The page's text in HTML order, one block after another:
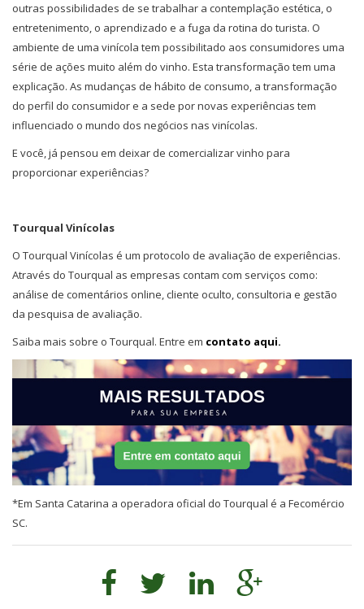
outras possibilidades de se trabalhar a contemplação estética, o
entretenimento, o aprendizado e a fuga da rotina do turista. O
ambiente de uma vinícola tem possibilitado aos consumidores uma
série de ações muito além do vinho. Esta transformação tem uma
explicação. As mudanças de hábito de consumo, a transformação
do perfil do consumidor e a sede por novas experiências tem
influenciado o mundo dos negócios nas vinícolas.
E você, já pensou em deixar de comercializar vinho para
proporcionar experiências?
Tourqual Vinícolas
O Tourqual Vinícolas é um protocolo de avaliação de experiências.
Através do Tourqual as empresas contam com serviços como:
análise de comentários online, cliente oculto, consultoria e gestão
da pesquisa de avaliação.
Saiba mais sobre o Tourqual. Entre em contato aqui.
*Em Santa Catarina a operadora oficial do Tourqual é a Fecomércio
SC.